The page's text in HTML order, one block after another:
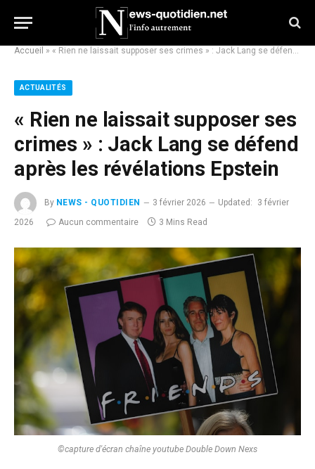
Accueil » « Rien ne laissait supposer ses crimes » : Jack Lang se défend après les révélations Epstein
ACTUALITÉS
« Rien ne laissait supposer ses
crimes » : Jack Lang se défend
après les révélations Epstein
By NEWS - QUOTIDIEN 3 février 2026 Updated:
3 février
2026
Aucun commentaire 3 Mins Read
©capture d'écran chaîne youtube Double Down Nexs